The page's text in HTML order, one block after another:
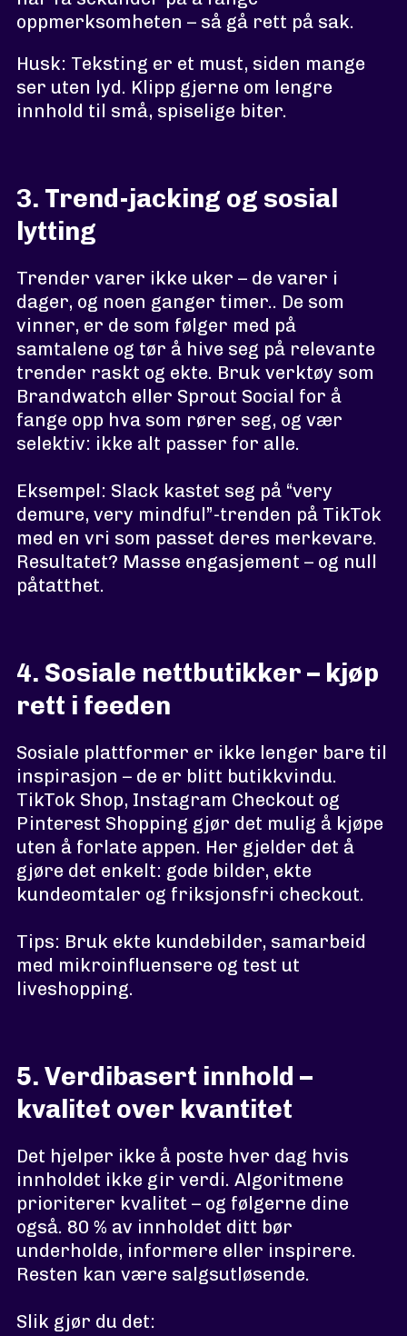
oppmerksomheten – så gå rett på sak.
Husk: Teksting er et must, siden mange
ser uten lyd. Klipp gjerne om lengre
innhold til små, spiselige biter.
3. Trend-jacking og sosial
lytting
Trender varer ikke uker – de varer i
dager, og noen ganger timer.. De som
vinner, er de som følger med på
samtalene og tør å hive seg på relevante
trender raskt og ekte. Bruk verktøy som
Brandwatch eller Sprout Social for å
fange opp hva som rører seg, og vær
selektiv: ikke alt passer for alle.
Eksempel: Slack kastet seg på “very
demure, very mindful”-trenden på TikTok
med en vri som passet deres merkevare.
Resultatet? Masse engasjement – og null
påtatthet.
4. Sosiale nettbutikker – kjøp
rett i feeden
Sosiale plattformer er ikke lenger bare til
inspirasjon – de er blitt butikkvindu.
TikTok Shop, Instagram Checkout og
Pinterest Shopping gjør det mulig å kjøpe
uten å forlate appen. Her gjelder det å
gjøre det enkelt: gode bilder, ekte
kundeomtaler og friksjonsfri checkout.
Tips: Bruk ekte kundebilder, samarbeid
med mikroinfluensere og test ut
liveshopping.
5. Verdibasert innhold –
kvalitet over kvantitet
Det hjelper ikke å poste hver dag hvis
innholdet ikke gir verdi. Algoritmene
prioriterer kvalitet – og følgerne dine
også. 80 % av innholdet ditt bør
underholde, informere eller inspirere.
Resten kan være salgsutløsende.
Slik gjør du det: